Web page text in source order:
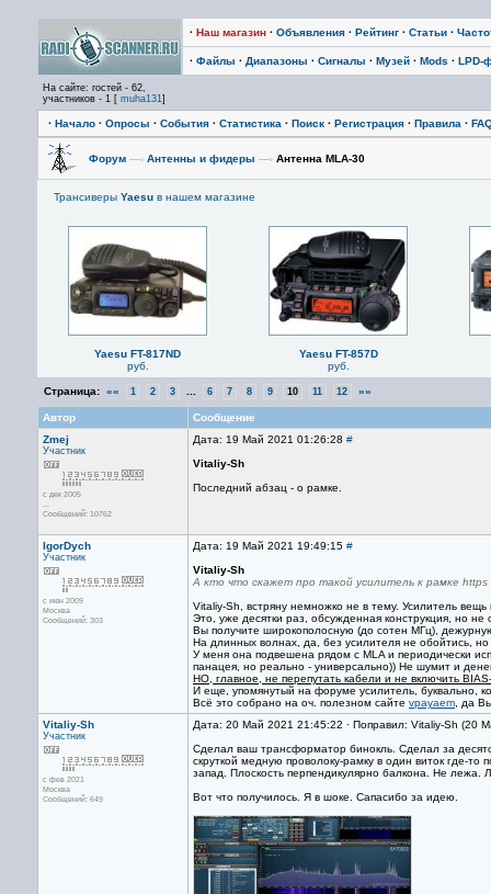
· Наш магазин · Объявления · Рейтинг · Статьи ·
· Файлы · Диапазоны · Сигналы · Музей · Mods · LPD-
На сайте: гостей - 62,
участников - 1 [ muha131]
· Начало · Опросы · События · Статистика · Поиск · Регистрация · Правила ·
Форум —› Антенны и фидеры —› Антенна MLA-30
Трансиверы Yaesu в нашем магазине
Yaesu FT-817ND
руб.
Yaesu FT-857D
руб.
Страница: «« 1 2 3 6 7 8 9 10 11 12 »»
Автор
Сообщение
Zmej
Участник
с дек 2005
...
Сообщений: 10762
Дата: 19 Май 2021 01:26:28 #
Vitaliy-Sh
Последний абзац - о рамке.
IgorDych
Участник
с июн 2009
Москва
Сообщений: 303
Дата: 19 Май 2021 19:49:15 #
Vitaliy-Sh
А кто что скажет про такой усилитель к рамке https
Vitaliy-Sh, встряну немножко не в тему. Усилитель
Это, уже десятки раз, обсужденная конструкция, но не
Вы получите широкополосную (до сотен МГц),
На длинных волнах, да, без усилителя не обойтись,
У меня она подвешена рядом с MLA и периодически
панацея, но реально - универсально)) Не шумит и
НО, главное, не перепутать кабели и не включить
И еще, упомянутый на форуме усилитель, буквально,
Всё это собрано на оч. полезном сайте vpayaem , да
Vitaliy-Sh
Участник
с фев 2021
Москва
Сообщений: 649
Дата: 20 Май 2021 21:45:22 · Поправил: Vitaliy-Sh (20
Сделал ваш трансформатор бинокль. Сделал за
скруткой медную проволоку-рамку в один виток где-
запад. Плоскость перпендикулярно балкона. Не лежа.
Вот что получилось. Я в шоке. Сапасибо за идею.